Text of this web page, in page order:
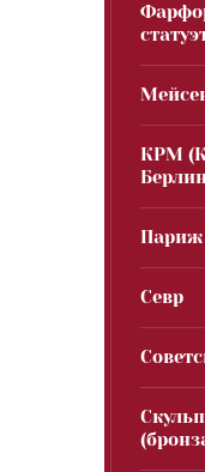
КРМ
Париж
Севр